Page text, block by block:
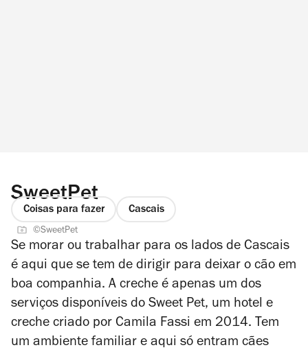
SweetPet
Coisas para fazer Cascais
©SweetPet
Se morar ou trabalhar para os lados de Cascais
é aqui que se tem de dirigir para deixar o cão em
boa companhia. A creche é apenas um dos
serviços disponíveis do Sweet Pet, um hotel e
creche criado por Camila Fassi em 2014. Tem
um ambiente familiar e aqui só entram cães